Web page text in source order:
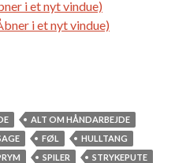
i et nyt vindue)
i et nyt vindue)
ALT OM HÅNDARBEJDE
FØL
HULLTANG
SPILER
STRYKEPUTE